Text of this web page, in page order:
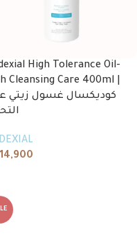
High Tolerance Oil-
Cleansing Care 400ml |
كوديكسال غسول زيتي
14,900